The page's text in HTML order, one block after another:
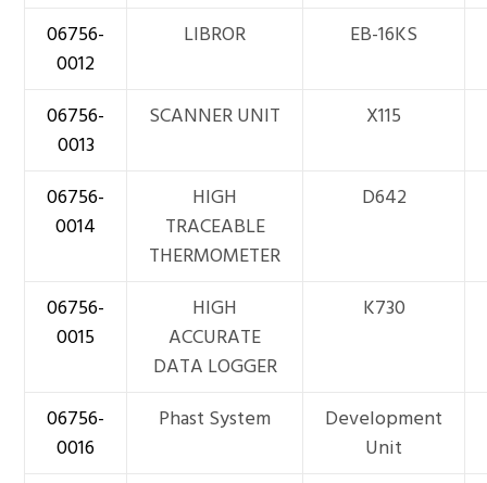
06756-
0012
LIBROR EB-16KS
06756-
0013
SCANNER UNIT X115
06756-
0014
HIGH
TRACEABLE
THERMOMETER
D642
06756-
0015
HIGH
ACCURATE
DATA LOGGER
K730
06756-
0016
Phast System
Development
Unit